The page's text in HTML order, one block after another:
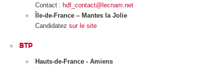
Contact : hdf_contact@lecnam.net
Île-de-France – Mantes la Jolie
Candidatez sur le site
BTP
Hauts-de-France - Amiens